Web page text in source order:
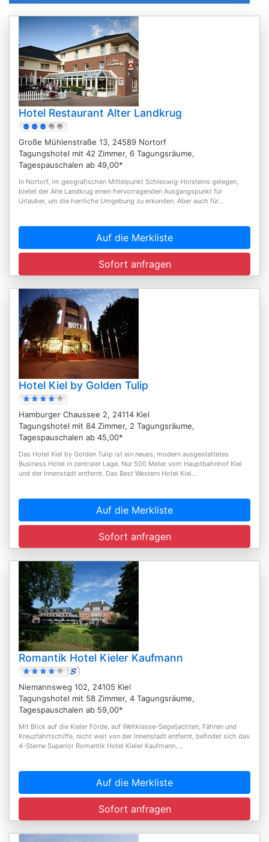
Hotel Restaurant Alter Landkrug
Große Mühlenstraße 13, 24589 Nortorf
Tagungshotel mit 42 Zimmer, 6 Tagungsräume,
Tagespauschalen ab 49,00*
In Nortorf, im geografischen Mittelpunkt Schleswig-Holsteins gelegen,
bietet der Alte Landkrug einen hervorragenden Ausgangspunkt für
Urlauber, um die herrliche Umgebung zu erkunden. Aber auch für...
Auf die Merkliste
Sofort anfragen
Hotel Kiel by Golden Tulip
Hamburger Chaussee 2, 24114 Kiel
Tagungshotel mit 84 Zimmer, 2 Tagungsräume,
Tagespauschalen ab 45,00*
Das Hotel Kiel by Golden Tulip ist ein neues, modern ausgestattetes
Business Hotel in zentraler Lage. Nur 500 Meter vom Hauptbahnhof Kiel
und der Innenstadt entfernt. Das Best Western Hotel Kiel...
Auf die Merkliste
Sofort anfragen
Romantik Hotel Kieler Kaufmann
Niemannsweg 102, 24105 Kiel
Tagungshotel mit 58 Zimmer, 4 Tagungsräume,
Tagespauschalen ab 59,00*
Mit Blick auf die Kieler Förde, auf Weltklasse-Segeljachten, Fähren und
Kreuzfahrtschiffe, nicht weit von der Innenstadt entfernt, befindet sich das
4-Sterne Superior Romantik Hotel Kieler Kaufmann,...
Auf die Merkliste
Sofort anfragen